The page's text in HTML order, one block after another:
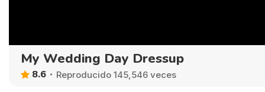
My Wedding Day Dressup
8.6 Reproducido 145,546 veces